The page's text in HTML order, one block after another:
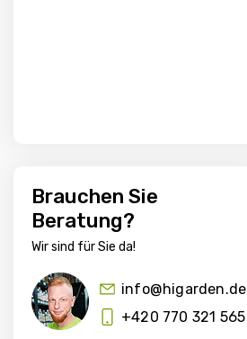
Brauchen Sie
Beratung?
Wir sind für Sie da!
info@higarden.de
+420 770 321 565